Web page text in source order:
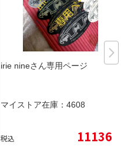
irie nineさん専用ページ
マイストア在庫： 4608
税込 11136